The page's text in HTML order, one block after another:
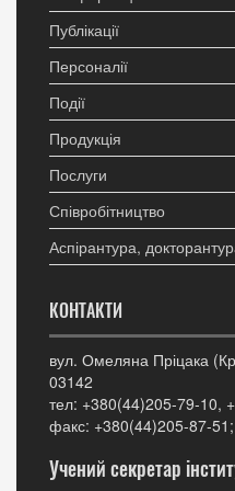
Публікації
Персоналії
Події
Продукція
Послуги
Співробітництво
Аспірантура,
КОНТАКТИ
вул. Омеляна Пріцака
03142
тел: +380(44)205-79-10,
факс: +380(44)205-87-
Учений секретар